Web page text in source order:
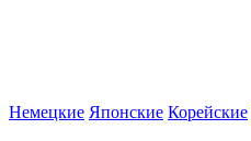
Немецкие Японские Корейские